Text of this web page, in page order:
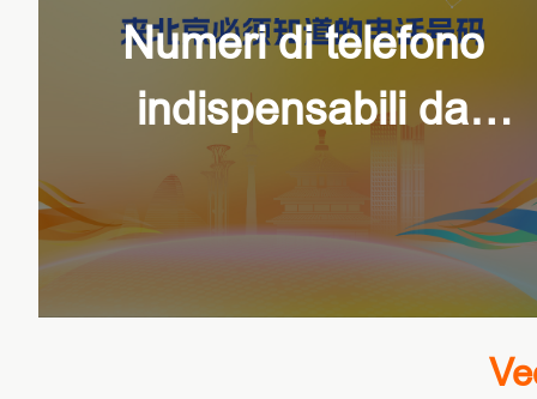
Numeri di telefono
indispensabili da
conoscere a Beijing